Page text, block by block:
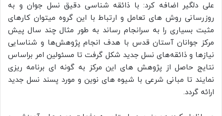
علی دلگیر اضافه کرد: با ذائقه‌ شناسی دقیق نسل جوان و به‌
روزرسانی روش های تعامل و ارتباط با این گروه میتوان کارهای
مثبت بسیاری را به سرانجام رساند به طور مثال چند سال پیش
مرکز جوانان آستان قدس با هدف انجام پژوهش‌ها و شناسایی
نیازها و ذائقه‌های نسل جدید شکل گرفت تا مسئولین امر براساس
نتایج حاصل از پژوهش های این مرکز به گونه ای برنامه ریزی
نمایند تا مبانی شرعی با شیوه های نوین و مورد پسند نسل جدید
ارائه گردد.